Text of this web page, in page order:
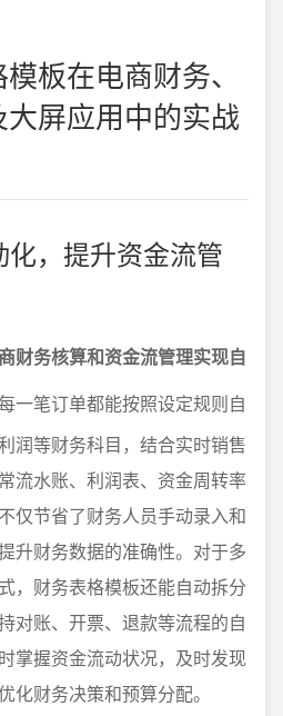
板在电商财务、
屏应用中的实战
，提升资金流管
财务核算和资金流管理实现自
一笔订单都能按照设定规则自
润等财务科目，结合实时销售
流水账、利润表、资金周转率
仅节省了财务人员手动录入和
升财务数据的准确性。对于多
，财务表格模板还能自动拆分
对账、开票、退款等流程的自
掌握资金流动状况，及时发现
化财务决策和预算分配。